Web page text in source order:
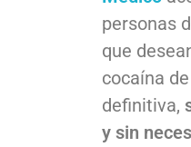
personas
que
cocaína
definitiva,
y sin